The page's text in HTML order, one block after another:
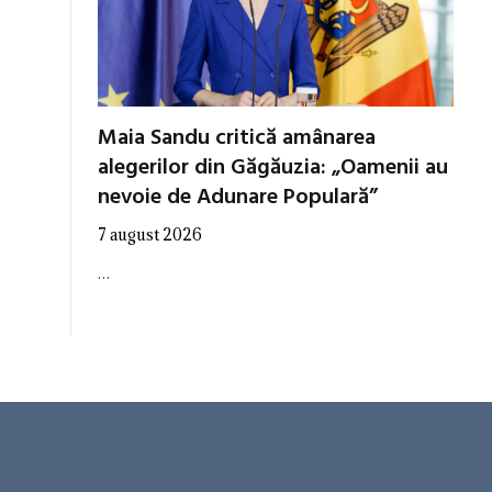
Maia Sandu critică amânarea
alegerilor din Găgăuzia: „Oamenii au
nevoie de Adunare Populară”
7 august 2026
…